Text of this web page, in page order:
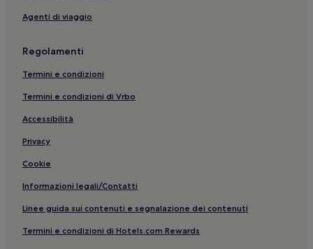
Museo delle Arti di Stoccarda: hotel nelle vicinanze
Leinfelden-Echterdingen: Hotel per famiglie
Schlossplatz U-Bahn: hotel nelle vicinanze
Ludwigsburg: Hotel per famiglie
Agenti di viaggio
Regolamenti
Termini e condizioni
Termini e condizioni di Vrbo
Accessibilità
Privacy
Cookie
Informazioni legali/Contatti
Linee guida sui contenuti e segnalazione dei contenuti
Termini e condizioni di Hotels.com Rewards